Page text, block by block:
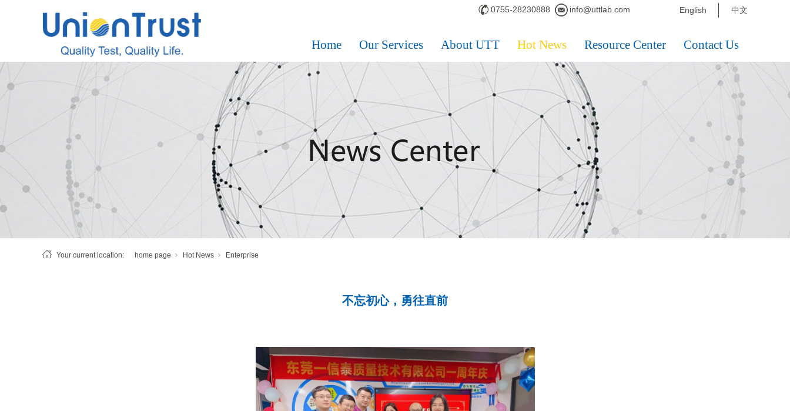
0755-28230888 info@uttlab.com English 中文
Home Our Services About UTT Hot News Resource Center Contact Us
Your current location: home page Hot News Enterprise
不忘初心，勇往直前